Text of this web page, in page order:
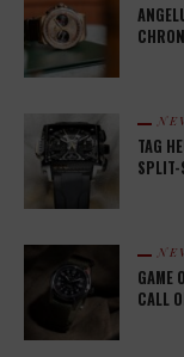
TAG
SPLIT-
GAME
CALL